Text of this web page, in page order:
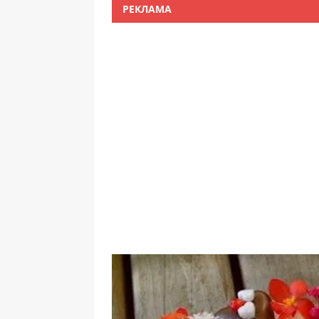
РЕКЛАМА